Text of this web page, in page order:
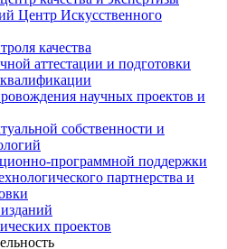
Центр Искусственного
качества
аттестации и подготовки
научных проектов и
собственности и
программной поддержки
партнерства и
проектов